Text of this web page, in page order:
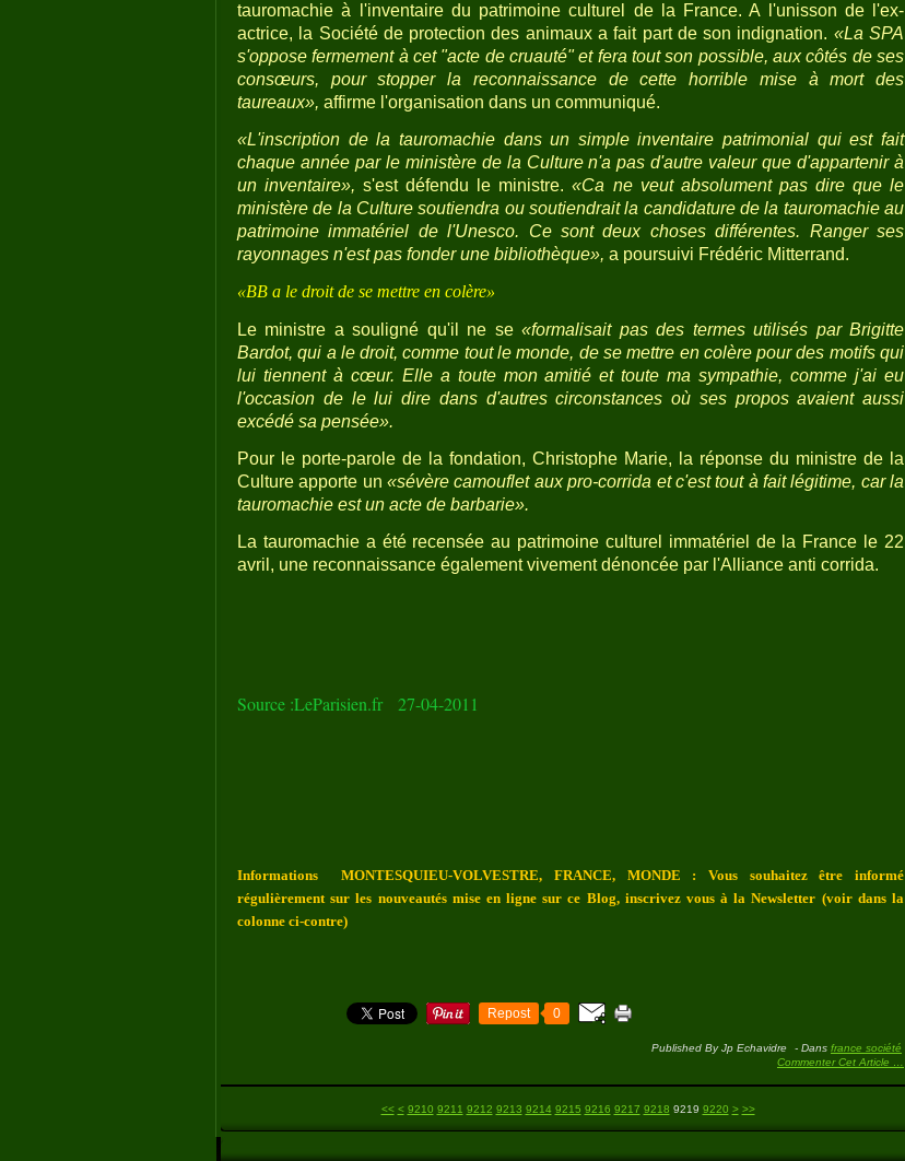
tauromachie à l'inventaire du patrimoine culturel de la France. A l'unisson de l'ex-
actrice, la Société de protection des animaux a fait part de son indignation. «La SPA
s'oppose fermement à cet "acte de cruauté" et fera tout son possible, aux côtés de ses
consœurs, pour stopper la reconnaissance de cette horrible mise à mort des
taureaux», affirme l'organisation dans un communiqué.
«L'inscription de la tauromachie dans un simple inventaire patrimonial qui est fait
chaque année par le ministère de la Culture n'a pas d'autre valeur que d'appartenir à
un inventaire», s'est défendu le ministre.«Ca ne veut absolument pas dire que le
ministère de la Culture soutiendra ou soutiendrait la candidature de la tauromachie au
patrimoine immatériel de l'Unesco. Ce sont deux choses différentes. Ranger ses
rayonnages n'est pas fonder une bibliothèque», a poursuivi Frédéric Mitterrand.
«BB a le droit de se mettre en colère»
Le ministre a souligné qu'il ne se«formalisait pas des termes utilisés par Brigitte
Bardot, qui a le droit, comme tout le monde, de se mettre en colère pour des motifs qui
lui tiennent à cœur. Elle a toute mon amitié et toute ma sympathie, comme j'ai eu
l'occasion de le lui dire dans d'autres circonstances où ses propos avaient aussi
excédé sa pensée».
Pour le porte-parole de la fondation, Christophe Marie, la réponse du ministre de la
Culture apporte un«sévère camouflet aux pro-corrida et c'est tout à fait légitime, car la
tauromachie est un acte de barbarie».
La tauromachie a été recensée au patrimoine culturel immatériel de la France le 22
avril, une reconnaissance également vivement dénoncée par l'Alliance anti corrida.
Source :LeParisien.fr 27-04-2011
Informations MONTESQUIEU-VOLVESTRE, FRANCE, MONDE : Vous souhaitez être informé
régulièrement sur les nouveautés mise en ligne sur ce Blog, inscrivez vous à la Newsletter (voir dans la
colonne ci-contre)
Repost 0
Published By Jp Echavidre - Dans france société
Commenter Cet Article
<< < 9200
9210 9211 9212 9213 9214 9215 9216 9217 9218 9219 9220 9230
9240
9250
9260
9270
9280
9290
9300
9400
9500
9600
9700
9800
9900
10000
10100
10200
10300
10400
10500
10600
10700
10800
10900
11000
11100
11200
11300
11400
11500
11600
11700
11800
11900
12000
12100
12200
12300
> >>